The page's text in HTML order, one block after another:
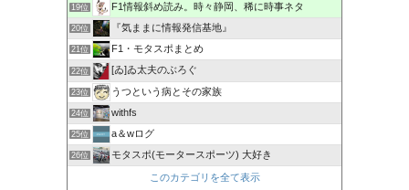
19位 F1情報斜め読み。時々静岡、稀に時事ネタ
20位 『気ままに情報発信基地』
21位 F1・モタスポまとめ
22位 [ゐ]ゐ太夫のぶろぐ
23位 うつという病とその家族
24位 withfs
25位 a＆wログ
26位 モタスポ(モータースポーツ) 大好き
このカテゴリを全て表示